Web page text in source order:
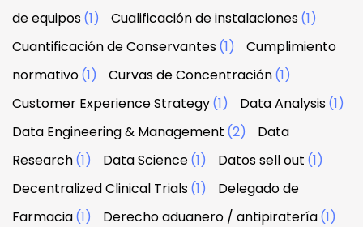
de equipos(1) Cualificación de instalaciones(1)
Cuantificación de Conservantes(1)
Cumplimiento
normativo(1) Curvas de Concentración(1)
Customer Experience Strategy(1) Data Analysis(1)
Data Engineering & Management (2)
Data
Research(1) Data Science(1) Datos sell out (1)
Decentralized Clinical Trials(1)
Delegado de
Farmacia(1) Derecho aduanero / antipiratería(1)